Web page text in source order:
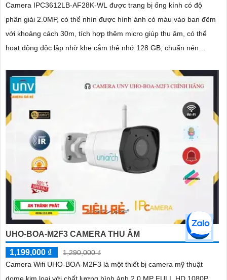
Camera IPC3612LB-AF28K-WL được trang bị ống kính có độ
phân giải 2.0MP, có thể nhìn được hình ảnh có màu vào ban đêm
với khoảng cách 30m, tích hợp thêm micro giúp thu âm, có thể
hoạt động độc lập nhờ khe cắm thẻ nhớ 128 GB, chuẩn nén
UHO-BOA-M2F3 CAMERA THU ÂM
1,199,000 ₫
1,290,000 ₫
Camera Wifi UHO-BOA-M2F3 là một thiết bị camera mỹ thuật
dome kim loại với chất lượng hình ảnh 2.0 MP FULL HD 1080P,